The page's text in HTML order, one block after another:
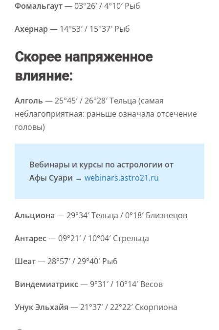
Фомальгаут— 03°26′ / 4°10′ Рыб
Ахернар— 14°53′ / 15°37′ Рыб
Скорее напряженное
влияние:
Алголь — 25°45′ / 26°28′ Тельца (самая
неблагоприятная: раньше означала отсечение
головы)
Вебинары и курсы по астрологии от
Афы Суари → webinars.astro21.ru
Альциона — 29°34′ Тельца / 0°18′ Близнецов
Антарес— 09°21′ / 10°04′ Стрельца
Шеат— 28°57′ / 29°40′ Рыб
Виндемиатрикс— 9°31′ / 10°14′ Весов
Унук Эльхайя — 21°37′ / 22°22′ Скорпиона